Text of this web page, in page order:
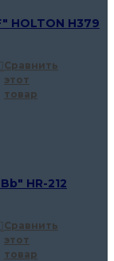
HOLTON H379
Сравнить
этот
товар
HR-212
Сравнить
этот
товар